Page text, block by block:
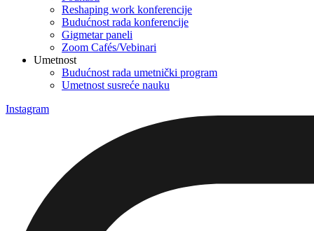
Reshaping work konferencije
Budućnost rada konferencije
Gigmetar paneli
Zoom Cafés/Vebinari
Umetnost
Budućnost rada umetnički program
Umetnost susreće nauku
Instagram